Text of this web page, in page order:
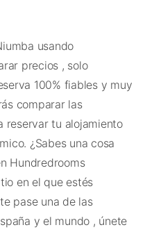
usando
precios , solo
100% fiables y muy
comparar las
reservar tu alojamiento
¿Sabes una cosa
Hundredrooms
en el que estés
pase una de las
y el mundo , únete